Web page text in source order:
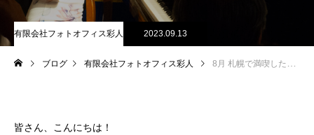
有限会社フォトオフィス彩人 2023.09.13
ブログ 有限会社フォトオフィス彩人 8月 札幌で満喫したランチとピアノライブ９！
皆さん、こんにちは！